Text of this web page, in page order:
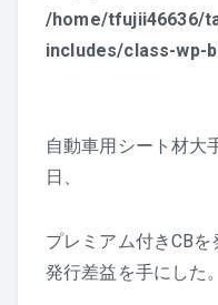
/home/tfujii46636/
includes/class-wp-
自動車用シート材大
日、
プレミアム付きCB
発行差益を手にした。